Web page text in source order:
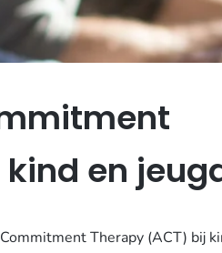
en
Therapy (ACT) bij